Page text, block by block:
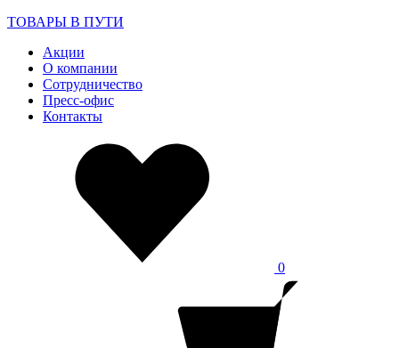
ТОВАРЫ В ПУТИ
Акции
О компании
Сотрудничество
Пресс-офис
Контакты
0